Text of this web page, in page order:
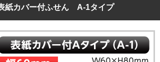
236.13
49.3
1,000
紙ふせん
他
紙カバー付ふせん A-1タイプ